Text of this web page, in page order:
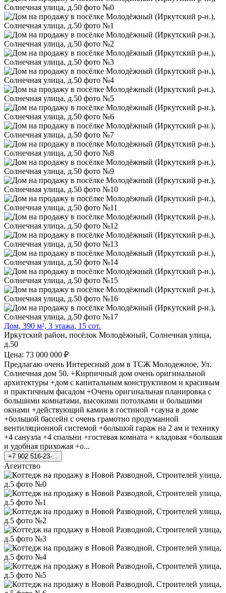
Дом, 390 м², 3 этажа, 15 сот.
Иркутский район, посёлок Молодёжный, Солнечная улица,
д.50
Цена: 73 000 000 ₽
Предлагаю очень Интересный дом в ТСЖ Молодежное, Ул.
Солнечная дом 50. +Кирпичный дом очень оригинальной
архитектуры +дом с капитальным конструктивом и красивым
и практичным фасадом +Очень оригинальная планировка с
большими комнатами, высокими потолками и большими
окнами +действующий камин в гостиной +сауна в доме
+большой бассейн с очень грамотно продуманной
вентиляционной системой +большой гараж на 2 ам и технику
+4 санузла +4 спальни +гостевая комната + кладовая +большая
и удобная прихожая +о...
+7 902 516-23-...
Агентство